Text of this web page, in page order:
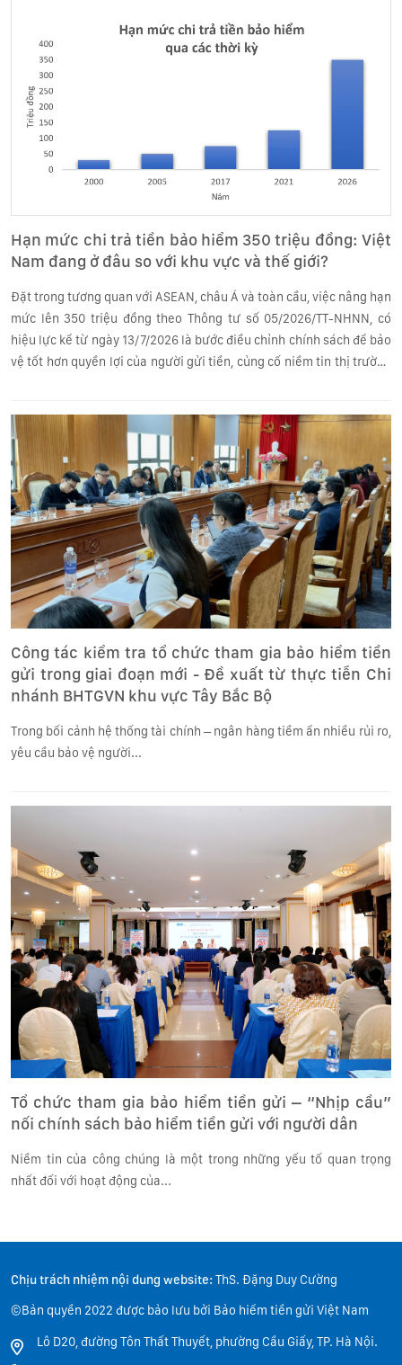
Hạn mức chi trả tiền bảo hiểm 350 triệu đồng: Việt
Nam đang ở đâu so với khu vực và thế giới?
Đặt trong tương quan với ASEAN, châu Á và toàn cầu, việc nâng hạn
mức lên 350 triệu đồng theo Thông tư số 05/2026/TT-NHNN, có
hiệu lực kể từ ngày 13/7/2026 là bước điều chỉnh chính sách để bảo
vệ tốt hơn quyền lợi của người gửi tiền, củng cố niềm tin thị trường
Công tác kiểm tra tổ chức tham gia bảo hiểm tiền
gửi trong giai đoạn mới - Đề xuất từ thực tiễn Chi
nhánh BHTGVN khu vực Tây Bắc Bộ
Trong bối cảnh hệ thống tài chính – ngân hàng tiềm ẩn nhiều rủi ro,
yêu cầu bảo vệ người...
Tổ chức tham gia bảo hiểm tiền gửi – “Nhịp cầu”
nối chính sách bảo hiểm tiền gửi với người dân
Niềm tin của công chúng là một trong những yếu tố quan trọng
nhất đối với hoạt động của...
Chịu trách nhiệm nội dung website: ThS. Đặng Duy Cường
©Bản quyền 2022 được bảo lưu bởi Bảo hiểm tiền gửi Việt Nam
Lô D20, đường Tôn Thất Thuyết, phường Cầu Giấy, TP. Hà Nội.